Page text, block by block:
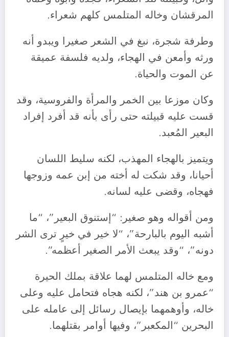
المرقشان وخاله المتلمس كلهم شعراء.
وطرفة شجرة، نبغ في الشعر صغيرا ويبدو أنه
ورثه وأمعن في الهجاء، ولديه فلسفة عميقة
عن الموت والحياة.
وكان موزعا بين الخمر والمرأة والفروسية، وقد
قست عليه قبيلته حتى رأى بأنه قد أفرد إفراد
البعير المُعبد.
ويتميز بالهجاء المهذب، لكنه سليط اللسان
أحيانا، وقد شكت له أخته من إبن عمه وزوجها
فهجاه، وقضى عليه لسانه.
ومن أقواله وهو صغير: “إستنوق البعير”، “ما
أشبه اليوم بالبارحة”، “لا خير في خيرٍ ترى الشر
دونه”، “وقد يبعث الأمر الصغير أعظمه”.
ومع خاله المتلمس لهما علاقة بملك الحيرة
“عمرو بن هند”، لكنه هجاه فتحامل عليه وعلى
خاله، وأوهمهما بإيصال رسائل إلى عامله على
البحرين “المكعبر”، وفيها أوامر بقتلهما.